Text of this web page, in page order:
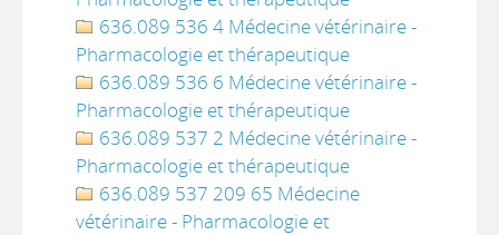
636.089 536 4 Médecine vétérinaire -
Pharmacologie et thérapeutique
636.089 536 6 Médecine vétérinaire -
Pharmacologie et thérapeutique
636.089 537 2 Médecine vétérinaire -
Pharmacologie et thérapeutique
636.089 537 209 65 Médecine
vétérinaire - Pharmacologie et